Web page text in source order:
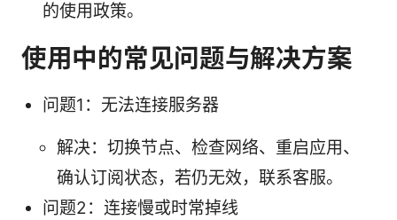
的使用政策。
使用中的常见问题与解决方案
问题1：无法连接服务器
解决：切换节点、检查网络、重启应用、
确认订阅状态，若仍无效，联系客服。
问题2：连接慢或时常掉线